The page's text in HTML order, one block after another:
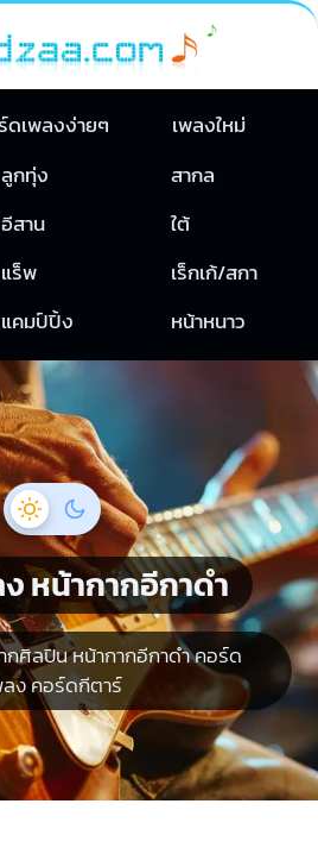
ดเพลงง่ายๆ
เพลงใหม่
ลูกทุ่ง
สากล
อีสาน
ใต้
แร็พ
เร็กเก้/สกา
แคมป์ปิ้ง หน้าหนาว
หน้ากากอีกาดำ
ศิลปิน หน้ากากอีกาดำ คอร์ด
ง คอร์ดกีตาร์